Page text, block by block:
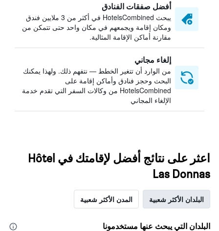
أفضل صفقات الفنادق
يبحث HotelsCombined في أكثر من 3 ملايين فندق
ومكان إقامة ويجمعهم في مكان واحد حتى تتمكن من
مقارنة أماكن الإقامة المثالية.
إلغاء مجاني
من الوارد أن تتغير الخطط — نتفهم ذلك. ولهذا يمكنك
البحث وحجز فنادق وأماكن إقامة على
HotelsCombined من وكالات السفر التي تقدم خدمة
الإلغاء المجاني
اعثر على نتائج أفضل لإقامتك في Hôtel
Las Donnas
البلدان الأكثر شعبية المدن الأكثر شعبية
البلدان التي يبحث عنها مستخدمونا